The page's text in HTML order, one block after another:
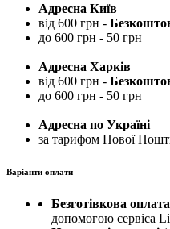
Адресна Київ
від 600 грн -
до 600 грн - 50 грн
Адресна Харків
від 600 грн -
до 600 грн - 50 грн
Адресна по Україні
за тарифом Нової
Варіанти оплати
Безготівкова оплата
допомогою сервіса